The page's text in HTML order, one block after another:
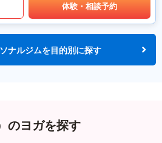
体験・相談予約
ナルジムを目的別に探す
のヨガを探す